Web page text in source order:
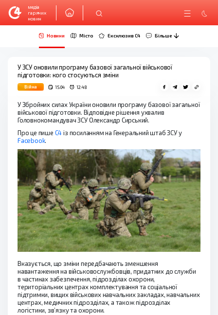
медіа
гарячих
новин
Новини Місто Ексклюзив C4 Більше
У ЗСУ оновили програму базової загальної військової
підготовки: кого стосуються зміни
Війна 15.04 12:48
У Збройних силах України оновили програму базової загальної
військової підготовки. Відповідне рішення ухвалив
Головнокомандувач ЗСУ Олександр Сирський.
Про це пише С4із посиланням на Генеральний штаб ЗСУ у
Facebook.
Вказується, що зміни передбачають зменшення
навантаження на військовослужбовців, придатних до служби
в частинах забезпечення, підрозділах охорони,
територіальних центрах комплектування та соціальної
підтримки, вищих військових навчальних закладах, навчальних
центрах, медичних підрозділах, а також підрозділах
логістики, зв’язку та охорони.